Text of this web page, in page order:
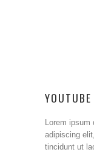
Lorem
adipiscing
tincidunt ut